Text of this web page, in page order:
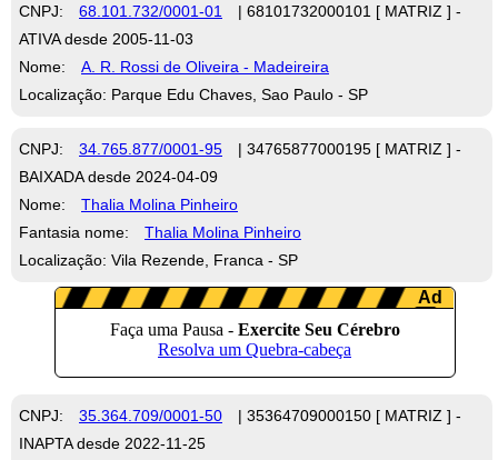
CNPJ: 68.101.732/0001-01
| 68101732000101 [ MATRIZ ] -
ATIVA desde 2005-11-03
Nome:
A. R. Rossi de Oliveira - Madeireira
Localização: Parque Edu Chaves, Sao Paulo - SP
CNPJ: 34.765.877/0001-95
| 34765877000195 [ MATRIZ ] -
BAIXADA desde 2024-04-09
Nome:
Thalia Molina Pinheiro
Fantasia nome:
Thalia Molina Pinheiro
Localização: Vila Rezende, Franca - SP
CNPJ: 35.364.709/0001-50
| 35364709000150 [ MATRIZ ] -
INAPTA desde 2022-11-25